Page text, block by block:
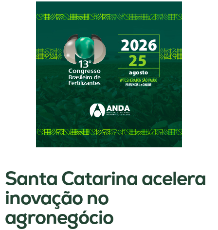
Santa Catarina acelera
inovação no
agronegócio